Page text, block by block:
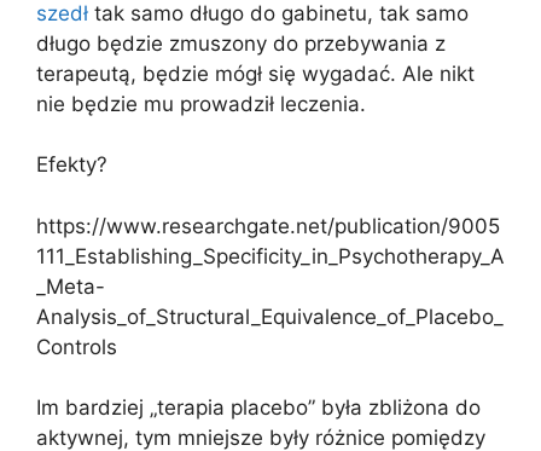
szedł tak samo długo do gabinetu, tak samo
długo będzie zmuszony do przebywania z
terapeutą, będzie mógł się wygadać. Ale nikt
nie będzie mu prowadził leczenia.
Efekty?
https://www.researchgate.net/publication/9005
111_Establishing_Specificity_in_Psychotherapy_A
_Meta-
Analysis_of_Structural_Equivalence_of_Placebo_
Controls
Im bardziej „terapia placebo” była zbliżona do
aktywnej, tym mniejsze były różnice pomiędzy